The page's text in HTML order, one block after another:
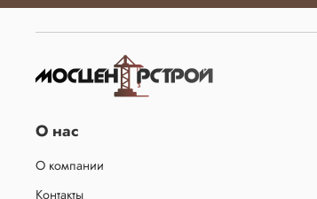
О нас
О компании
Контакты